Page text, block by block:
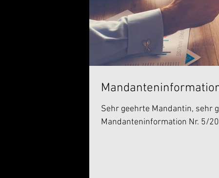
Sehr geehrte Mandantin, sehr
Mandanteninformation Nr. 5/